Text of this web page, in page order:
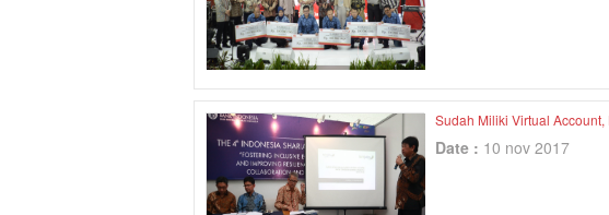
Sudah Miliki Virtual
Date : 10 nov 2017